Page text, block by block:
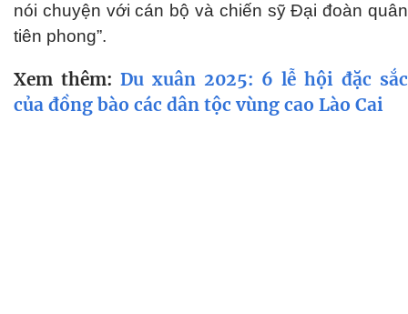
nói chuyện với cán bộ và chiến sỹ Đại đoàn quân
tiên phong”.
Xem thêm: Du xuân 2025: 6 lễ hội đặc sắc
của đồng bào các dân tộc vùng cao Lào Cai